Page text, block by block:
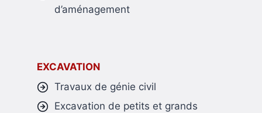
d’aménagement
EXCAVATION
Travaux de génie civil
Excavation de petits et grands